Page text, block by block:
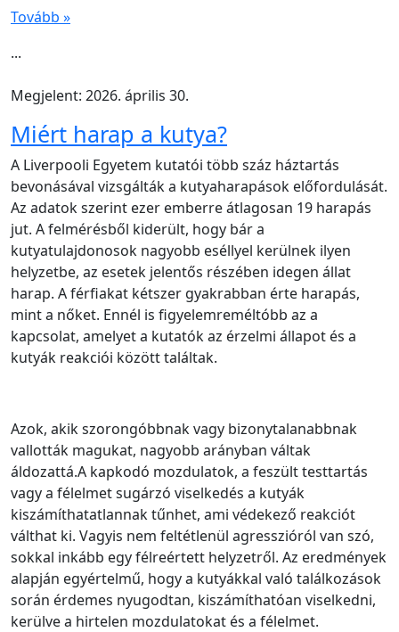
Tovább »
...
Megjelent: 2026. április 30.
Miért harap a kutya?
A Liverpooli Egyetem kutatói több száz háztartás
bevonásával vizsgálták a kutyaharapások előfordulását.
Az adatok szerint ezer emberre átlagosan 19 harapás
jut. A felmérésből kiderült, hogy bár a
kutyatulajdonosok nagyobb eséllyel kerülnek ilyen
helyzetbe, az esetek jelentős részében idegen állat
harap. A férfiakat kétszer gyakrabban érte harapás,
mint a nőket. Ennél is figyelemreméltóbb az a
kapcsolat, amelyet a kutatók az érzelmi állapot és a
kutyák reakciói között találtak.
Azok, akik szorongóbbnak vagy bizonytalanabbnak
vallották magukat, nagyobb arányban váltak
áldozattá.A kapkodó mozdulatok, a feszült testtartás
vagy a félelmet sugárzó viselkedés a kutyák
kiszámíthatatlannak tűnhet, ami védekező reakciót
válthat ki. Vagyis nem feltétlenül agresszióról van szó,
sokkal inkább egy félreértett helyzetről. Az eredmények
alapján egyértelmű, hogy a kutyákkal való találkozások
során érdemes nyugodtan, kiszámíthatóan viselkedni,
kerülve a hirtelen mozdulatokat és a félelmet.